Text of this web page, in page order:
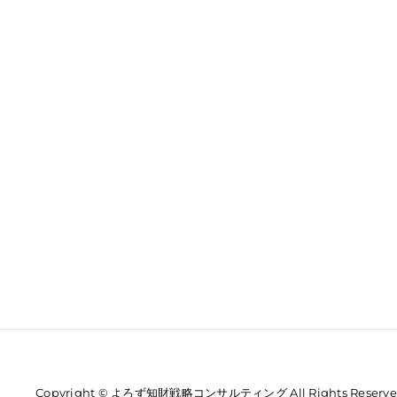
Copyright © よろず知財戦略コンサルティング All Rights